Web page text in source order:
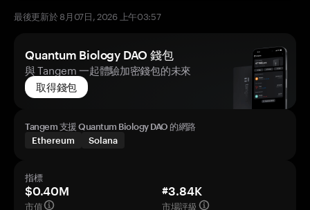
最後更新於 8月07日, 2026 上午03:57
Quantum Biology DAO 錢包
與 Tangem 一起體驗加密錢包的未來
取得錢包
Tangem 支援 Quantum Biology DAO 的網路
Ethereum
Solana
指標
$0.40M
市值
#3.84K
市場評級